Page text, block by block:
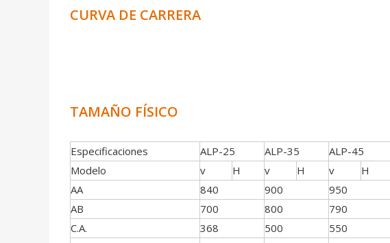
CURVA DE CARRERA
TAMAÑO FÍSICO
Especificaciones ALP-25 ALP-35 ALP-45
Modelo
v H v H v H
AA
840 900 950
AB
700 800 790
C.A.
368 500 550